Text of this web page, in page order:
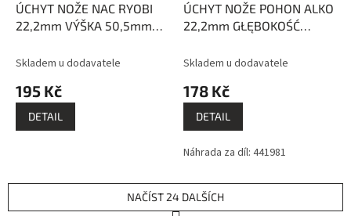
ÚCHYT NOŽE NAC RYOBI
22,2mm VÝŠKA 50,5mm
Skladem u dodavatele
195 Kč
DETAIL
ÚCHYT NOŽE POHON ALKO
22,2mm GŁĘBOKOŚĆ
Skladem u dodavatele
178 Kč
DETAIL
Náhrada za díl: 441981
NAČÍST 24 DALŠÍCH